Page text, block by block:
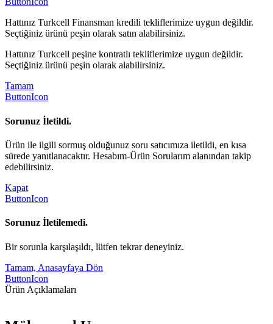
Hattınız Turkcell Finansman kredili tekliflerimize uygun değildir.
Seçtiğiniz ürünü peşin olarak satın alabilirsiniz.
Hattınız Turkcell peşine kontratlı tekliflerimize uygun değildir.
Seçtiğiniz ürünü peşin olarak alabilirsiniz.
Tamam
ButtonIcon
Sorunuz İletildi.
Ürün ile ilgili sormuş olduğunuz soru satıcımıza iletildi, en kısa
sürede yanıtlanacaktır. Hesabım-Ürün Sorularım alanından takip
edebilirsiniz.
Kapat
ButtonIcon
Sorunuz İletilemedi.
Bir sorunla karşılaşıldı, lütfen tekrar deneyiniz.
Tamam, Anasayfaya Dön
ButtonIcon
Ürün Açıklamaları